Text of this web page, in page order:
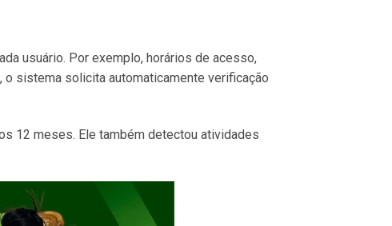
usuário. Por exemplo, horários de acesso,
sistema solicita automaticamente verificação
12 meses. Ele também detectou atividades